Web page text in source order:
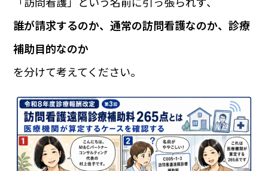
誰が請求するのか、通常の訪問看護なのか、診療
補助目的なのか
を分けて考えてください。